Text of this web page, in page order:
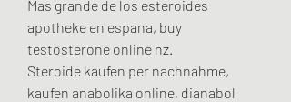
Mas grande de los esteroides
apotheke en espana, buy
testosterone online nz.
Steroide kaufen per nachnahme,
kaufen anabolika online, dianabol